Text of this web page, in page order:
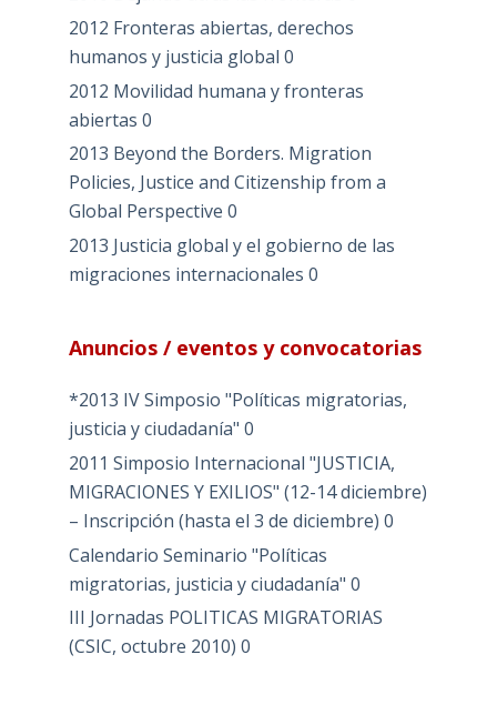
2012 Fronteras abiertas, derechos
humanos y justicia global 0
2012 Movilidad humana y fronteras
abiertas 0
2013 Beyond the Borders. Migration
Policies, Justice and Citizenship from a
Global Perspective 0
2013 Justicia global y el gobierno de las
migraciones internacionales 0
Anuncios / eventos y convocatorias
*2013 IV Simposio "Políticas migratorias,
justicia y ciudadanía" 0
2011 Simposio Internacional "JUSTICIA,
MIGRACIONES Y EXILIOS" (12-14 diciembre)
– Inscripción (hasta el 3 de diciembre) 0
Calendario Seminario "Políticas
migratorias, justicia y ciudadanía" 0
III Jornadas POLITICAS MIGRATORIAS
(CSIC, octubre 2010) 0